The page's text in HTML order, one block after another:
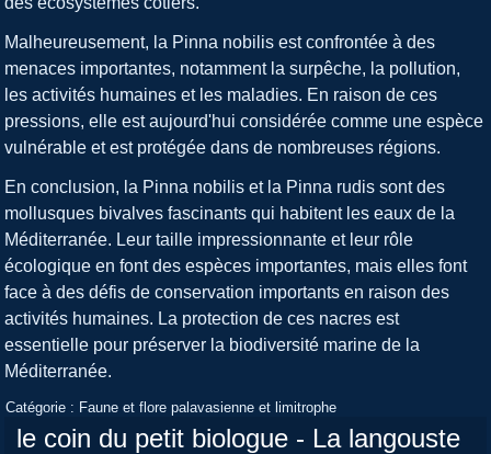
Malheureusement, la Pinna nobilis est confrontée à des
menaces importantes, notamment la surpêche, la pollution,
les activités humaines et les maladies. En raison de ces
pressions, elle est aujourd'hui considérée comme une espèce
vulnérable et est protégée dans de nombreuses régions.
En conclusion, la Pinna nobilis et la Pinna rudis sont des
mollusques bivalves fascinants qui habitent les eaux de la
Méditerranée. Leur taille impressionnante et leur rôle
écologique en font des espèces importantes, mais elles font
face à des défis de conservation importants en raison des
activités humaines. La protection de ces nacres est
essentielle pour préserver la biodiversité marine de la
Méditerranée.
Catégorie : Faune et flore palavasienne et limitrophe
le coin du petit biologue - La langouste